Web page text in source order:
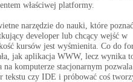
właściwej platformy.
narzędzie do nauki, które poznać
developer lub chcący wejść w
kursów jest wyśmienita. Co do
jak aplikacja WWW, lecz wynika
komputerze stacjonarnym pozwala
tekstu czy IDE i próbować coś